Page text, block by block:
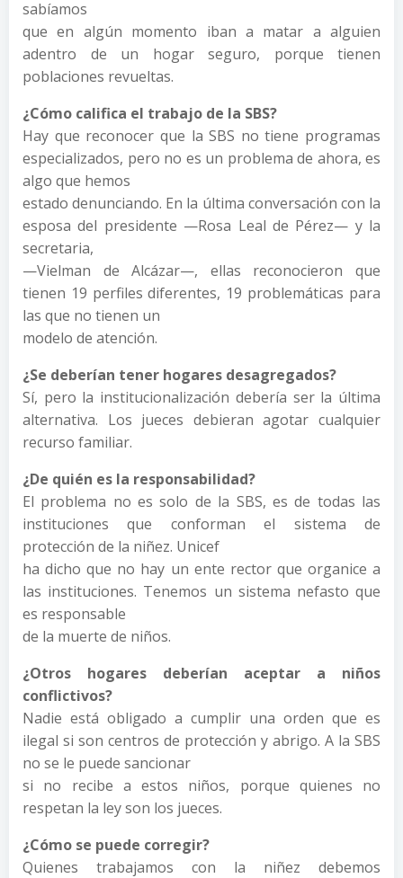
sabíamos
que en algún momento iban a matar a alguien
adentro de un hogar seguro, porque tienen
poblaciones revueltas.
¿Cómo califica el trabajo de la SBS?
Hay que reconocer que la SBS no tiene programas
especializados, pero no es un problema de ahora, es
algo que hemos
estado denunciando. En la última conversación con la
esposa del presidente —Rosa Leal de Pérez— y la
secretaria,
—Vielman de Alcázar—, ellas reconocieron que
tienen 19 perfiles diferentes, 19 problemáticas para
las que no tienen un
modelo de atención.
¿Se deberían tener hogares desagregados?
Sí, pero la institucionalización debería ser la última
alternativa. Los jueces debieran agotar cualquier
recurso familiar.
¿De quién es la responsabilidad?
El problema no es solo de la SBS, es de todas las
instituciones que conforman el sistema de
protección de la niñez. Unicef
ha dicho que no hay un ente rector que organice a
las instituciones. Tenemos un sistema nefasto que
es responsable
de la muerte de niños.
¿Otros hogares deberían aceptar a niños
conflictivos?
Nadie está obligado a cumplir una orden que es
ilegal si son centros de protección y abrigo. A la SBS
no se le puede sancionar
si no recibe a estos niños, porque quienes no
respetan la ley son los jueces.
¿Cómo se puede corregir?
Quienes trabajamos con la niñez debemos